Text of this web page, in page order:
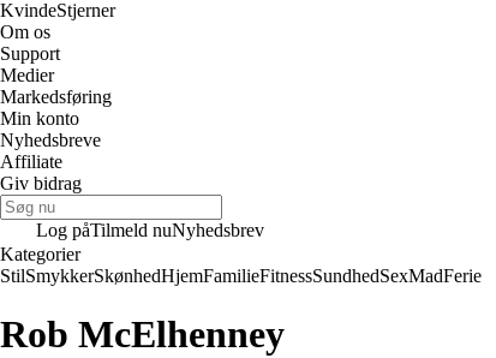
KvindeStjerner
Om os
Support
Medier
Markedsføring
Min konto
Nyhedsbreve
Affiliate
Giv bidrag
Log påTilmeld nuNyhedsbrev
Kategorier
StilSmykkerSkønhedHjemFamilieFitnessSundhedSexMadFerie
Rob McElhenney